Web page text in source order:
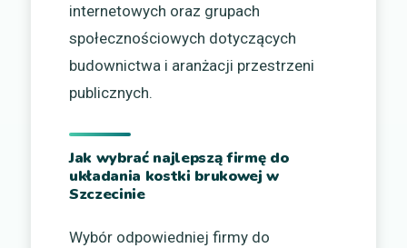
internetowych oraz grupach
społecznościowych dotyczących
budownictwa i aranżacji przestrzeni
publicznych.
Jak wybrać najlepszą firmę do
układania kostki brukowej w
Szczecinie
Wybór odpowiedniej firmy do